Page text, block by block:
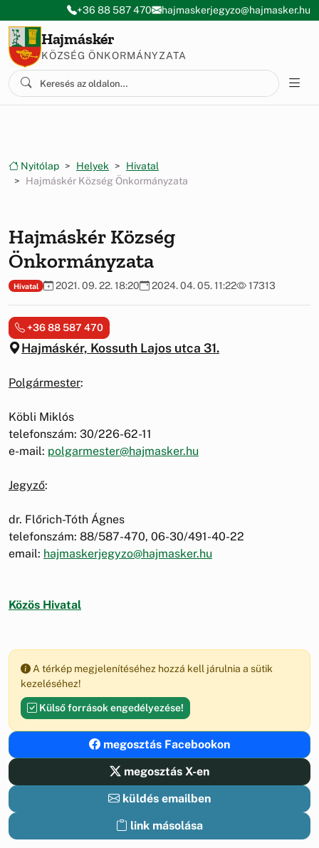
Ugrás a menüre
Ugrás a tartalomra
+36 88 587 470 hajmaskerjegyzo@hajmasker.hu
Hajmáskér
KÖZSÉG ÖNKORMÁNYZATA
Nyitólap Helyek
Hivatal
Hajmáskér Község Önkormányzata
Hajmáskér Község
Önkormányzata
Hivatal 2021. 09. 22. 18:20 2024. 04. 05. 11:22 17313
Hajmáskér, Kossuth Lajos utca 31.
+36 88 587 470
Polgármester:
Köbli Miklós
telefonszám: 30/226-62-11
e-mail: polgarmester@hajmasker.hu
Jegyző:
dr. Flőrich-Tóth Ágnes
telefonszám: 88/587-470, 06-30/491-40-22
email: hajmaskerjegyzo@hajmasker.hu
Közös Hivatal
A térkép megjelenítéséhez hozzá kell járulnia a sütik
kezeléséhez!
Külső források engedélyezése!
megosztás Facebookon
megosztás X-en
küldés emailben
link másolása